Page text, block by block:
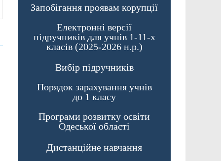
Запобігання проявам корупції
Електронні версії
підручників для учнів 1-11-х
класів (2025-2026 н.р.)
Вибір підручників
Порядок зарахування учнів
до 1 класу
Програми розвитку освіти
Одеської області
Дистанційне навчання